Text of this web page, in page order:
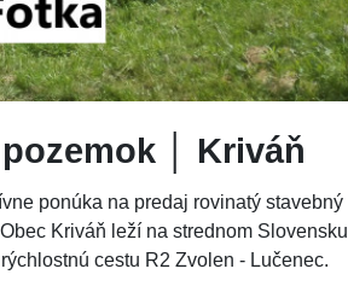
│ Kriváň
ponúka na predaj rovinatý stavebný
Kriváň leží na strednom Slovensku
cestu R2 Zvolen - Lučenec.